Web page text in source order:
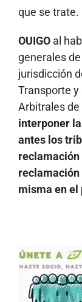
que se trate.
OUIGO al
generales
jurisdicción
Transporte
Arbitrales de
interponer
antes los
reclamación
reclamación
misma en el